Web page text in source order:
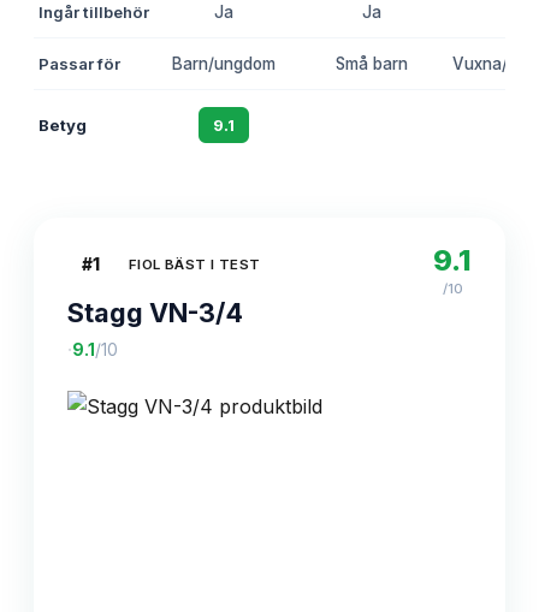
Ingår tillbehör Ja Ja
Passar för Barn/ungdom Små barn Vuxna/
Betyg 9.1
#1 FIOL BÄST I TEST
Stagg VN-3/4
·9.1 /10
9.1
/10